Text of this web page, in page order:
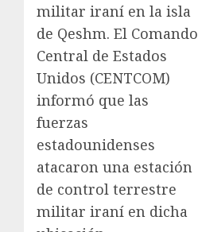
militar iraní en la isla
de Qeshm. El Comando
Central de Estados
Unidos (CENTCOM)
informó que las
fuerzas
estadounidenses
atacaron una estación
de control terrestre
militar iraní en dicha